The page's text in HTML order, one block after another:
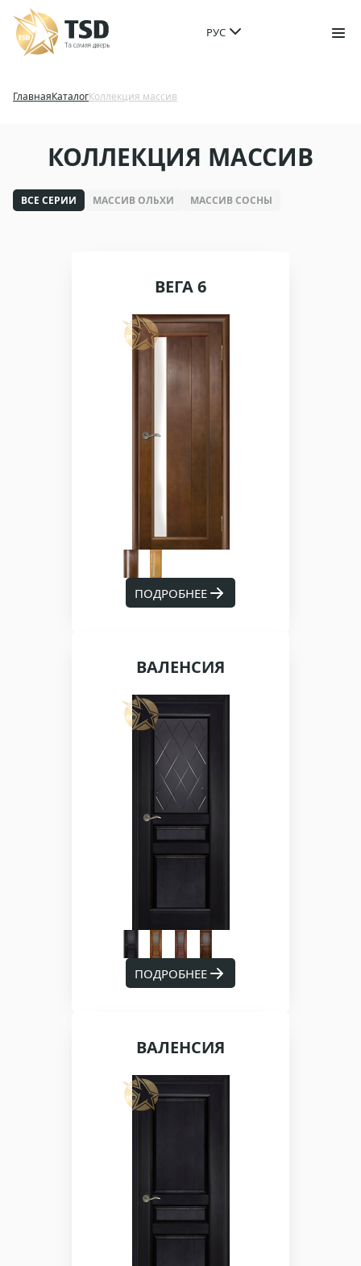
РУС
ГлавнаяКаталогКоллекция массив
КОЛЛЕКЦИЯ МАССИВ
ВСЕ СЕРИИ МАССИВ ОЛЬХИ МАССИВ СОСНЫ
ВЕГА 6
ПОДРОБНЕЕ
ВАЛЕНСИЯ
ПОДРОБНЕЕ
ВАЛЕНСИЯ